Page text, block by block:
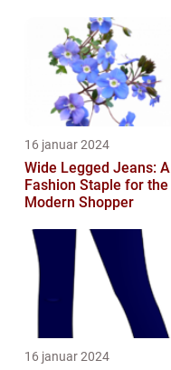
16 januar 2024
Wide Legged Jeans: A
Fashion Staple for the
Modern Shopper
16 januar 2024